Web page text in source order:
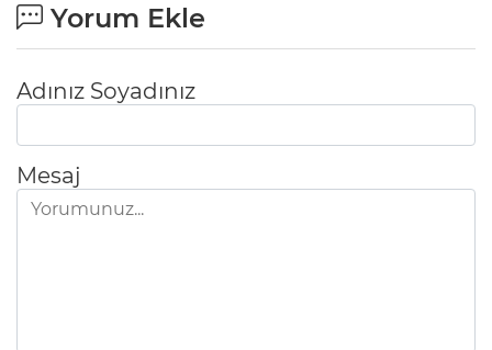
Yorum Ekle
Adınız Soyadınız
Mesaj